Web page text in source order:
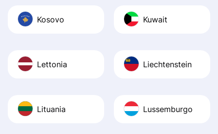
Kosovo Kuwait
Lettonia Liechtenstein
Lituania Lussemburgo